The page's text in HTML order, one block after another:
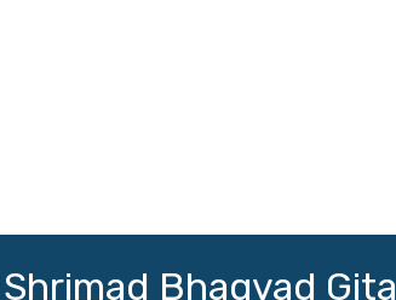
Shrimad Bhagvad Gita